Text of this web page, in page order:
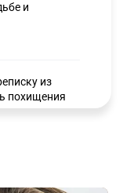
и
из
похищения
обзор